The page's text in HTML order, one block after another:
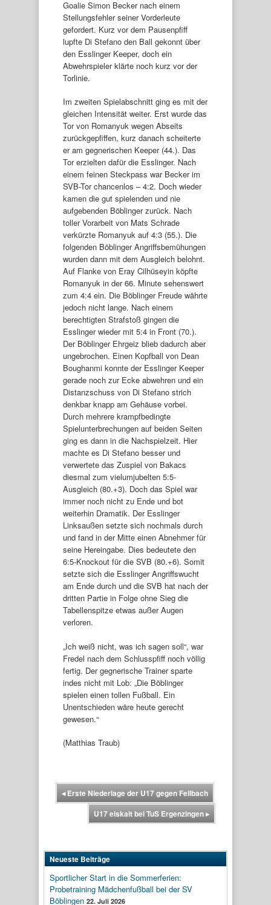
Goalie Simon Becker nach einem
Stellungsfehler seiner Vorderleute
gefordert. Kurz vor dem Pausenpfiff
lupfte Di Stefano den Ball gekonnt über
den Esslinger Keeper, doch ein
Abwehrspieler klärte noch kurz vor der
Torlinie.
Im zweiten Spielabschnitt ging es mit der
gleichen Intensität weiter. Erst wurde das
Tor von Romanyuk wegen Abseits
zurückgepfiffen, kurz danach scheiterte
er am gegnerischen Keeper (44.). Das
Tor erzielten dafür die Esslinger. Nach
einem feinen Steckpass war Becker im
SVB-Tor chancenlos – 4:2. Doch wieder
kamen die gut spielenden und nie
aufgebenden Böblinger zurück. Nach
toller Vorarbeit von Mats Schrade
verkürzte Romanyuk auf 4:3 (55.). Die
folgenden Böblinger Angriffsbemühungen
wurden dann mit dem Ausgleich belohnt.
Auf Flanke von Eray Cilhüseyin köpfte
Romanyuk in der 66. Minute sehenswert
zum 4:4 ein. Die Böblinger Freude währte
jedoch nicht lange. Nach einem
berechtigten Strafstoß gingen die
Esslinger wieder mit 5:4 in Front (70.).
Der Böblinger Ehrgeiz blieb dadurch aber
ungebrochen. Einen Kopfball von Dean
Boughanmi konnte der Esslinger Keeper
gerade noch zur Ecke abwehren und ein
Distanzschuss von Di Stefano strich
denkbar knapp am Gehäuse vorbei.
Durch mehrere krampfbedingte
Spielunterbrechungen auf beiden Seiten
ging es dann in die Nachspielzeit. Hier
machte es Di Stefano besser und
verwertete das Zuspiel von Bakacs
diesmal zum vielumjubelten 5:5-
Ausgleich (80.+3). Doch das Spiel war
immer noch nicht zu Ende und bot
weiterhin Dramatik. Der Esslinger
Linksaußen setzte sich nochmals durch
und fand in der Mitte einen Abnehmer für
seine Hereingabe. Dies bedeutete den
6:5-Knockout für die SVB (80.+6). Somit
setzte sich die Esslinger Angriffswucht
am Ende durch und die SVB hat nach der
dritten Partie in Folge ohne Sieg die
Tabellenspitze etwas außer Augen
verloren.
„Ich weiß nicht, was ich sagen soll“, war
Fredel nach dem Schlusspfiff noch völlig
fertig. Der gegnerische Trainer sparte
indes nicht mit Lob: „Die Böblinger
spielen einen tollen Fußball. Ein
Unentschieden wäre heute gerecht
gewesen.“
(Matthias Traub)
◂Erste Niederlage der U17 gegen Fellbach
U17 eiskalt bei TuS Ergenzingen▸
Neueste Beiträge
Sportlicher Start in die Sommerferien:
Probetraining Mädchenfußball bei der SV
Böblingen 22. Juli 2026